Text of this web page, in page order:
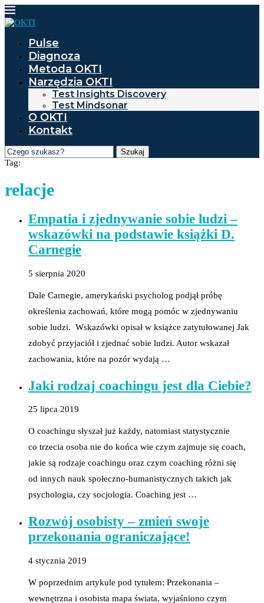
Pulse
Diagnoza
Metoda OKTI
Narzędzia OKTI
Test Insights Discovery
Test Mindsonar
O OKTI
Kontakt
Szukaj
Tag:
relacje
Empatia i zjednywanie sobie ludzi –
wskazówki na podstawie książki D.
Carnegie
5 sierpnia 2020
Dale Carnegie, amerykański psycholog podjął próbę
określenia zachowań, które mogą pomóc w zjednywaniu
sobie ludzi. Wskazówki opisał w książce zatytułowanej Jak
zdobyć przyjaciół i zjednać sobie ludzi. Autor wskazał
zachowania, które na pozór wydają …
Jaki rodzaj coachingu jest dla Ciebie?
25 lipca 2019
O coachingu słyszał już każdy, natomiast statystycznie
co trzecia osoba nie do końca wie czym zajmuje się coach,
jakie są rodzaje coachingu oraz czym coaching różni się
od innych nauk społeczno-humanistycznych takich jak
psychologia, czy socjologia. Coaching jest …
Rozwój osobisty – zmień swoje
przekonania ograniczające!
4 stycznia 2019
W poprzednim artykule pod tytułem: Przekonania –
wewnętrzna i osobista mapa świata, wyjaśniono czym